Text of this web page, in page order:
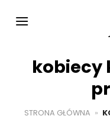
kobiecy
STRONA GŁÓWNA »